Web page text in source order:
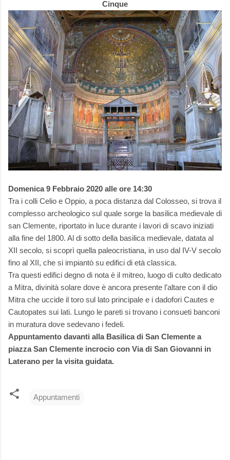
Cinque
Domenica 9 Febbraio 2020 alle ore 14:30
Tra i colli Celio e Oppio, a poca distanza dal Colosseo, si trova il
complesso archeologico sul quale sorge la basilica medievale di
san Clemente, riportato in luce durante i lavori di scavo iniziati
alla fine del 1800. Al di sotto della basilica medievale, datata al
XII secolo, si scoprì quella paleocristiana, in uso dal IV-V secolo
fino al XII, che si impiantò su edifici di età classica.
Tra questi edifici degno di nota è il mitreo, luogo di culto dedicato
a Mitra, divinità solare dove è ancora presente l’altare con il dio
Mitra che uccide il toro sul lato principale e i dadofori Cautes e
Cautopates sui lati. Lungo le pareti si trovano i consueti banconi
in muratura dove sedevano i fedeli.
Appuntamento davanti alla Basilica di San Clemente a
piazza San Clemente incrocio con Via di San Giovanni in
Laterano per la visita guidata.
Appuntamenti